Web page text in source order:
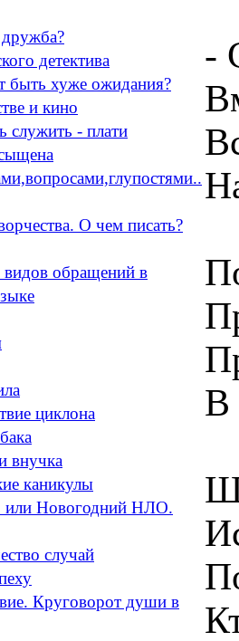
дружба?
детектива
быть хуже ожидания?
и кино
служить - плати
О чем писать?
видов обращений в
циклона
внучка
каникулы
или Новогодний НЛО.
случай
Круговорот души в
-
В